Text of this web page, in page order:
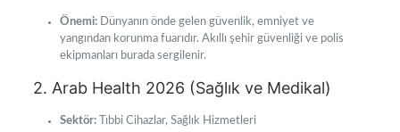
Önemi:Dünyanın önde gelen güvenlik, emniyet ve
yangından korunma fuarıdır. Akıllı şehir güvenliği ve polis
ekipmanları burada sergilenir.
2. Arab Health 2026 (Sağlık ve Medikal)
Sektör:Tıbbi Cihazlar, Sağlık Hizmetleri